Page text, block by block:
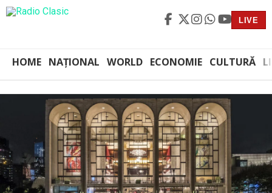
LIVE
HOME NAȚIONAL WORLD ECONOMIE CULTURĂ